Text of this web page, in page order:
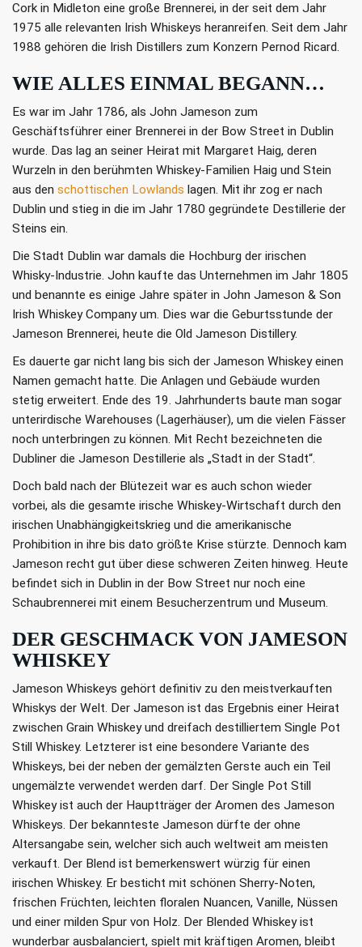
Cork in Midleton eine große Brennerei, in der seit dem Jahr
1975 alle relevanten Irish Whiskeys heranreifen. Seit dem Jahr
1988 gehören die Irish Distillers zum Konzern Pernod Ricard.
WIE ALLES EINMAL BEGANN…
Es war im Jahr 1786, als John Jameson zum
Geschäftsführer einer Brennerei in der Bow Street in Dublin
wurde. Das lag an seiner Heirat mit Margaret Haig, deren
Wurzeln in den berühmten Whiskey-Familien Haig und Stein
aus den schottischen Lowlands lagen. Mit ihr zog er nach
Dublin und stieg in die im Jahr 1780 gegründete Destillerie der
Steins ein.
Die Stadt Dublin war damals die Hochburg der irischen
Whisky-Industrie. John kaufte das Unternehmen im Jahr 1805
und benannte es einige Jahre später in John Jameson & Son
Irish Whiskey Company um. Dies war die Geburtsstunde der
Jameson Brennerei, heute die Old Jameson Distillery.
Es dauerte gar nicht lang bis sich der Jameson Whiskey einen
Namen gemacht hatte. Die Anlagen und Gebäude wurden
stetig erweitert. Ende des 19. Jahrhunderts baute man sogar
unterirdische Warehouses (Lagerhäuser), um die vielen Fässer
noch unterbringen zu können. Mit Recht bezeichneten die
Dubliner die Jameson Destillerie als „Stadt in der Stadt“.
Doch bald nach der Blütezeit war es auch schon wieder
vorbei, als die gesamte irische Whiskey-Wirtschaft durch den
irischen Unabhängigkeitskrieg und die amerikanische
Prohibition in ihre bis dato größte Krise stürzte. Dennoch kam
Jameson recht gut über diese schweren Zeiten hinweg. Heute
befindet sich in Dublin in der Bow Street nur noch eine
Schaubrennerei mit einem Besucherzentrum und Museum.
DER GESCHMACK VON JAMESON
WHISKEY
Jameson Whiskeys gehört definitiv zu den meistverkauften
Whiskys der Welt. Der Jameson ist das Ergebnis einer Heirat
zwischen Grain Whiskey und dreifach destilliertem Single Pot
Still Whiskey. Letzterer ist eine besondere Variante des
Whiskeys, bei der neben der gemälzten Gerste auch ein Teil
ungemälzte verwendet werden darf. Der Single Pot Still
Whiskey ist auch der Hauptträger der Aromen des Jameson
Whiskeys. Der bekannteste Jameson dürfte der ohne
Altersangabe sein, welcher sich auch weltweit am meisten
verkauft. Der Blend ist bemerkenswert würzig für einen
irischen Whiskey. Er besticht mit schönen Sherry-Noten,
frischen Früchten, leichten floralen Nuancen, Vanille, Nüssen
und einer milden Spur von Holz. Der Blended Whiskey ist
wunderbar ausbalanciert, spielt mit kräftigen Aromen, bleibt